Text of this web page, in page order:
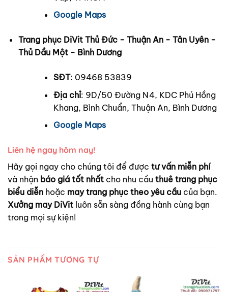
Google Maps
Trang phục DiVit Thủ Đức - Thuận An - Tân Uyên -
Thủ Dầu Một - Bình Dương
SĐT: 09468 53839
Địa chỉ: 9D/50 Đường N4, KDC Phú Hồng
Khang, Bình Chuẩn, Thuận An, Bình Dương
Google Maps
Liên hệ ngay hôm nay!
Hãy gọi ngay cho chúng tôi để được tư vấn miễn phí
và nhận báo giá tốt nhất cho nhu cầu thuê trang phục
biểu diễn hoặc may trang phục theo yêu cầu của bạn.
Xưởng may DiVit luôn sẵn sàng đồng hành cùng bạn
trong mọi sự kiện!
SẢN PHẨM TƯƠNG TỰ